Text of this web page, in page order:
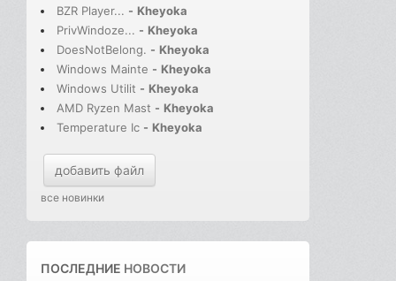
BZR Player... - Kheyoka
PrivWindoze... - Kheyoka
DoesNotBelong. - Kheyoka
Windows Mainte - Kheyoka
Windows Utilit - Kheyoka
AMD Ryzen Mast - Kheyoka
Temperature Ic - Kheyoka
добавить файл
все новинки
ПОСЛЕДНИЕ НОВОСТИ